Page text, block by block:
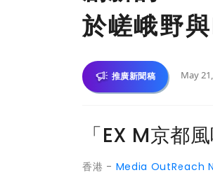
於嵯峨野
推廣新聞稿 May
「EX M京都
香港 - Media OutReach